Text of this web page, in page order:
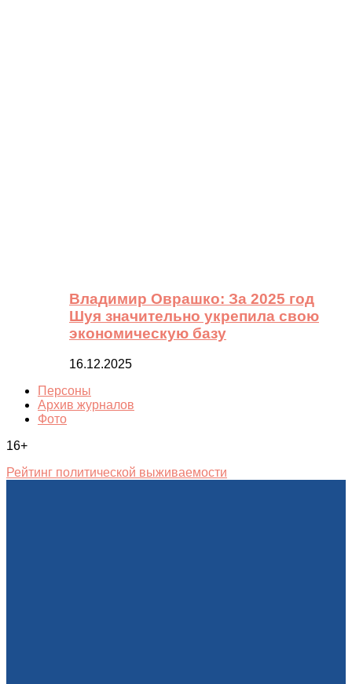
Владимир Оврашко: За 2025 год
Шуя значительно укрепила свою
экономическую базу
16.12.2025
Персоны
Архив журналов
Фото
16+
Рейтинг политической выживаемости